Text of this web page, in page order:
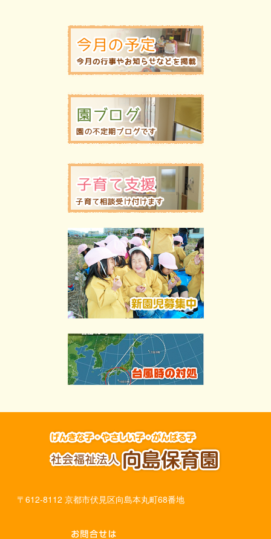
〒612-8112 京都市伏見区向島本丸町68番地